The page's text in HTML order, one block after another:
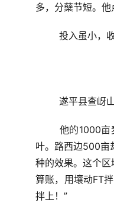
多，分蘖节短。
投入虽小，
遂平县查岈
他的1000亩
叶。路西边500亩
种的效果。这个
算账，用壤动FT
拌上！”